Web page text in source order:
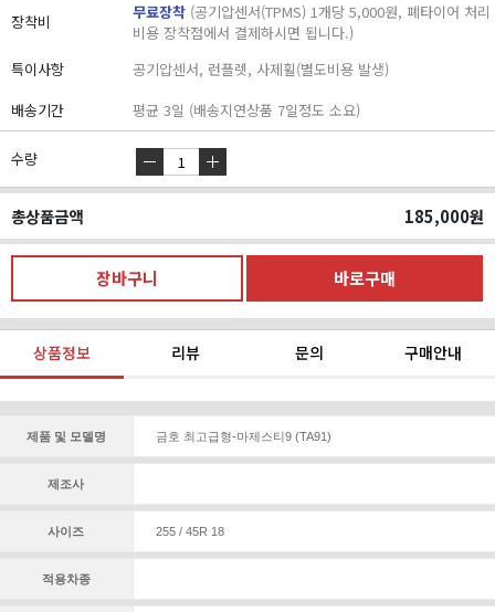
장착비 무료장착 (공기압센서(TPMS) 1개당 5,000원, 폐타이어 처리
비용 장착점에서 결제하시면 됩니다.)
특이사항
공기압센서, 런플렛, 사제휠(별도비용 발생)
배송기간
평균 3일 (배송지연상품 7일정도 소요)
수량
총상품금액 185,000원
상품정보 리뷰 문의 구매안내
제품 및 모델명 금호 최고급형-마제스티9 (TA91)
제조사
사이즈 255 / 45R 18
적용차종